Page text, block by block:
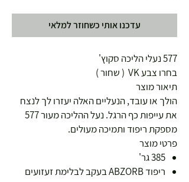
עדכנו אותי כשחוזר למלאי
577 נעלי הליכה סקוץ'
בחרו צבע VK ( שחור )
תיאור מוצר
הולך או עובד, הנעליים האלה יעזרו לך לנצח
את עייפות כף הרגל. נעל ההליכה מעור 577
מספקת ריפוד ותמיכה מעולים.
פרטי מוצר
385 גר'
ריפוד ABZORB בעקב לבלימת זעזועים